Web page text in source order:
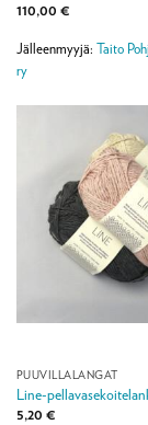
110,00 €
Jälleenmyyjä: Taito
ry
PUUVILLALANGAT
Line-
5,20 €